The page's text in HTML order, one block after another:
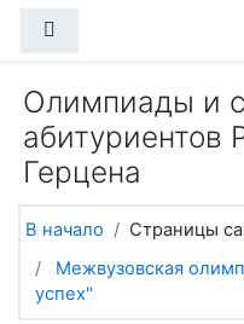
Олимпиады и
Герцена
В начало
Страницы
Межвузовская
успех"